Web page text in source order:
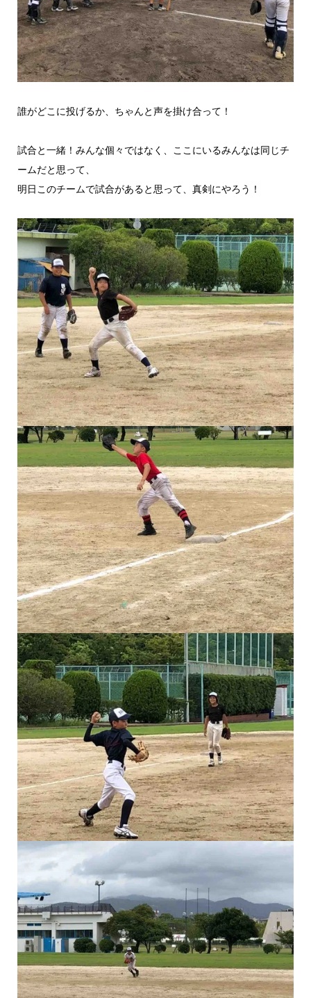
誰がどこに投げるか、ちゃんと声を掛け合って！
試合と一緒！みんな個々ではなく、ここにいるみんなは同じチ
ームだと思って、
明日このチームで試合があると思って、真剣にやろう！